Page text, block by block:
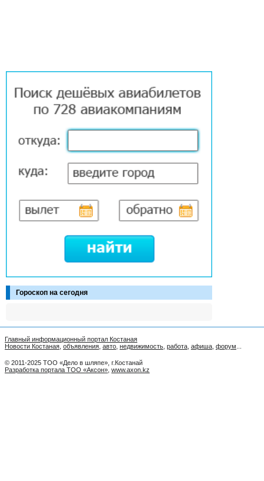
Гороскоп на сегодня
Главный информационный портал Костаная
Новости Костаная объявления авто недвижимость работа афиша форум
© 2011-2025 ТОО «Дело в шляпе», г.Костанай
Разработка портала ТОО «Аксон» www.axon.kz